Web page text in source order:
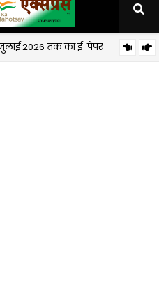
2026 तक का ई-पेपर
2026 तक का ई-पेपर